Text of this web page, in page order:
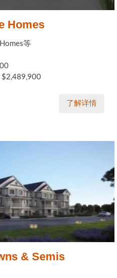
Homes
等
$2,489,900
了解详情
& Semis